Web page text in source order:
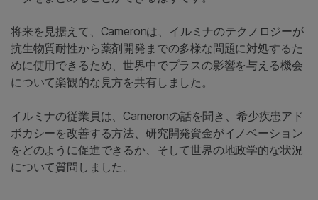
将来を見据えて、Cameronは、イルミナのテクノロジーが
抗生物質耐性から薬剤開発までの多様な問題に対処するた
めに使用できるため、世界中でプラスの影響を与える機会
について楽観的な見方を共有しました。
イルミナの従業員は、Cameronの話を聞き、希少疾患アド
ボカシーを改善する方法、研究開発資金がイノベーション
をどのように促進できるか、そして世界の地政学的な状況
について質問しました。